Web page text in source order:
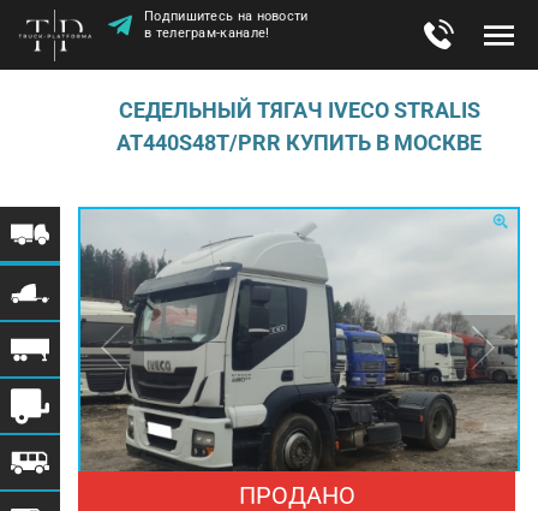
Подпишитесь на новости
в телеграм-канале!
СЕДЕЛЬНЫЙ ТЯГАЧ IVECO STRALIS
AT440S48T/PRR КУПИТЬ В МОСКВЕ
ПРОДАНО